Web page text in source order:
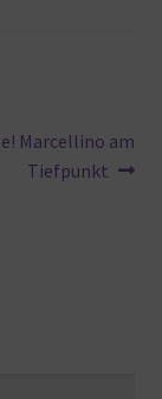
Marcellino am
Tiefpunkt